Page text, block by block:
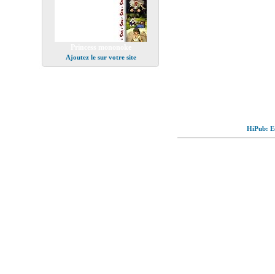
Ajoutez le sur votre site
HiPub: